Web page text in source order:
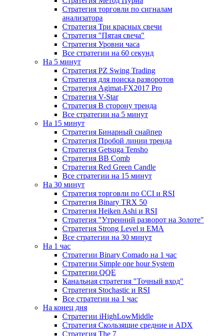
Стратегия торговли по сигналам
анализатора
Стратегия Три красных свечи
Стратегия "Пятая свеча"
Стратегия Уровни часа
Все стратегии на 60 секунд
На 5 минут
Стратегия PZ Swing Trading
Стратегия для поиска разворотов
Стратегия Agimat-FX2017 Pro
Стратегия V-Star
Стратегия В сторону тренда
Все стратегии на 5 минут
На 15 минут
Стратегия Бинарный снайпер
Стратегия Пробой линии тренда
Стратегия Getsuga Tensho
Стратегия ВВ Comb
Стратегия Red Green Candle
Все стратегии на 15 минут
На 30 минут
Стратегия торговли по CCI и RSI
Стратегия Binary TRX 50
Стратегия Heiken Ashi и RSI
Стратегия "Утренний разворот на Золоте"
Стратегия Strong Level и EMA
Все стратегии на 30 минут
На 1 час
Стратегии Binary Comado на 1 час
Стратегии Simple one hour System
Стратегии QQE
Канальная стратегия "Точный вход"
Стратегия Stochastic и RSI
Все стратегии на 1 час
На конец дня
Стратегии iHighLowMiddle
Стратегия Скользящие средние и ADX
Стратегия The 7